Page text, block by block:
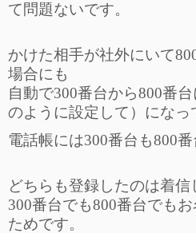
て問題ないです。
かけた相手が社外にいて
場合にも
自動で300番台から800番
のように設定して）になっ
電話帳には300番台も800番
どちらも登録したのは着信
300番台でも800番台でも
ためです。